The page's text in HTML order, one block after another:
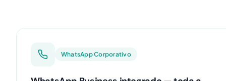
WhatsApp Corporativo